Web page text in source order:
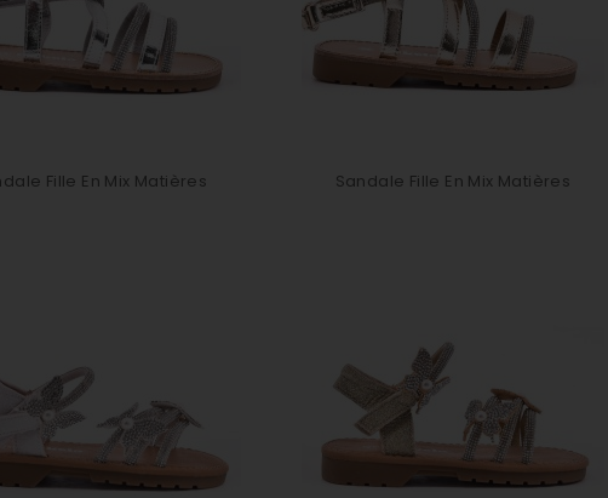
Fille En Mix Matières Sandale Fille En Mix Matières